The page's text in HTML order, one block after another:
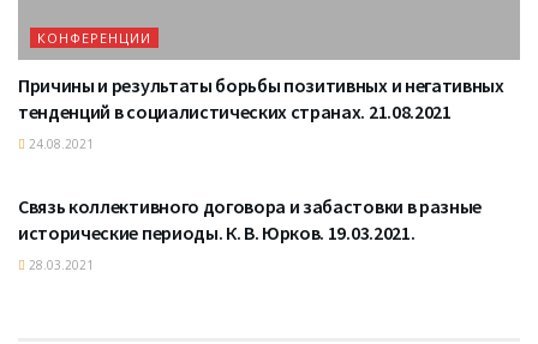
КОНФЕРЕНЦИИ
Причины и результаты борьбы позитивных и негативных
тенденций в социалистических странах. 21.08.2021
24.08.2021
Связь коллективного договора и забастовки в разные
исторические периоды. К. В. Юрков. 19.03.2021.
28.03.2021